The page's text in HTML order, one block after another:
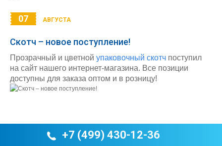
07 АВГУСТА
Скотч – новое поступление!
Прозрачный и цветной упаковочный скотч поступил
на сайт нашего интернет-магазина. Все позиции
доступны для заказа оптом и в розницу!
+7 (499) 430-12-36